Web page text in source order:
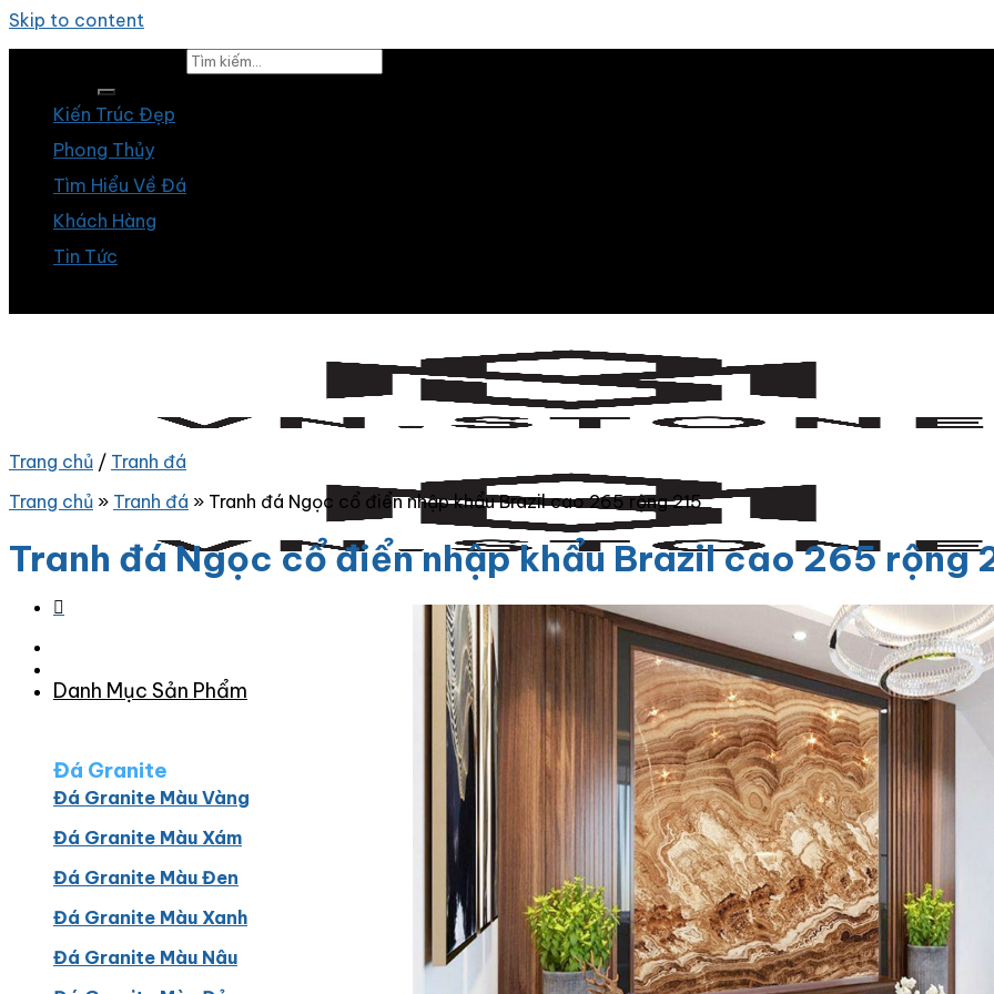
Skip to content
Kiến Trúc Đẹp
Phong Thủy
Tìm Hiểu Về Đá
Khách Hàng
Tin Tức
Danh Mục Sản Phẩm
Đá Granite
Đá Granite Màu Vàng
Đá Granite Màu Xám
Đá Granite Màu Đen
Đá Granite Màu Xanh
Đá Granite Màu Nâu
Trang chủ / Tranh đá
Trang chủ » Tranh đá » Tranh đá Ngọc cổ điển nhập khẩu Brazil cao 265 rộng 215
Tranh đá Ngọc cổ điển nhập khẩu Brazil cao 265 rộng